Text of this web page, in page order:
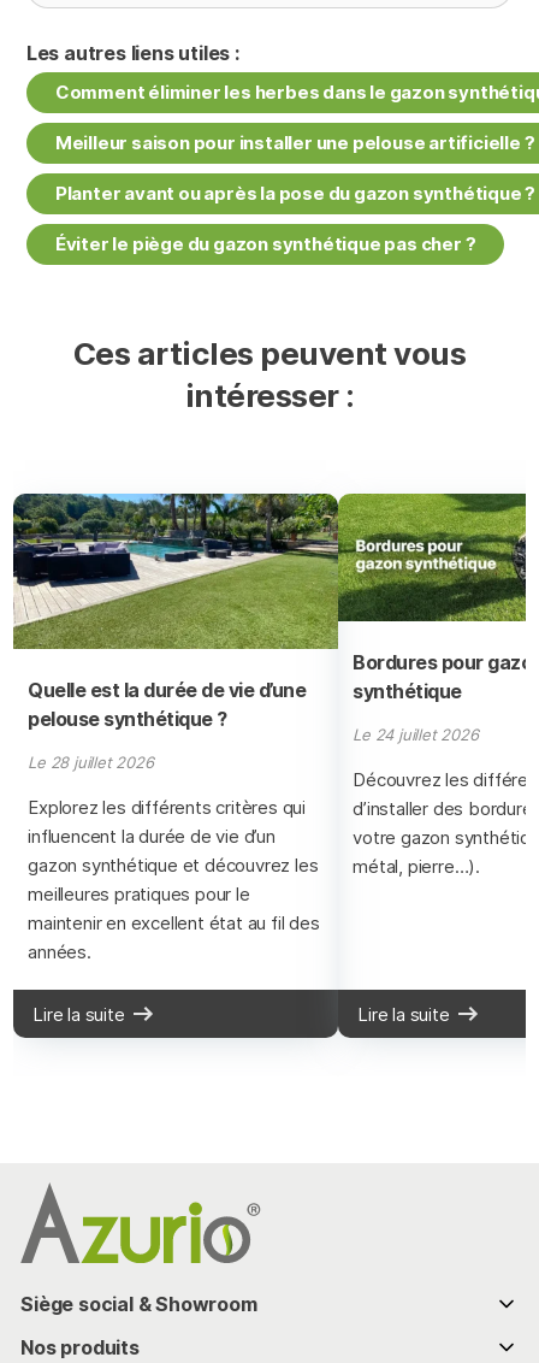
Les autres liens utiles :
Comment éliminer les herbes dans le gazon
Meilleur saison pour installer une pelouse artificielle ?
Planter avant ou après la pose du gazon synthétique ?
Éviter le piège du gazon synthétique pas cher ?
Ces articles peuvent vous
intéresser :
Quelle est la durée de vie d’une
pelouse synthétique ?
Le 28 juillet 2026
Explorez les différents critères qui
influencent la durée de vie d’un
gazon synthétique et découvrez les
meilleures pratiques pour le
maintenir en excellent état au fil des
années.
Lire la suite
Bordures pour
synthétique
Le 24 juillet 2026
Découvrez les
d’installer des
votre gazon
métal, pierre…).
Lire la suite
Siège social & Showroom
286 chemin de Bassaquet
Nos produits